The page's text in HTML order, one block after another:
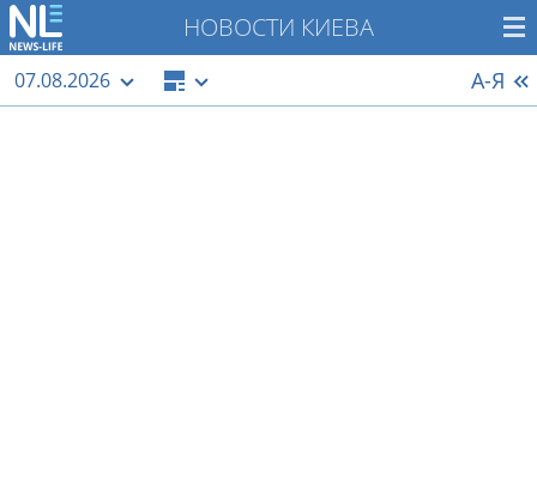
НОВОСТИ КИЕВА
07.08.2026 А-Я